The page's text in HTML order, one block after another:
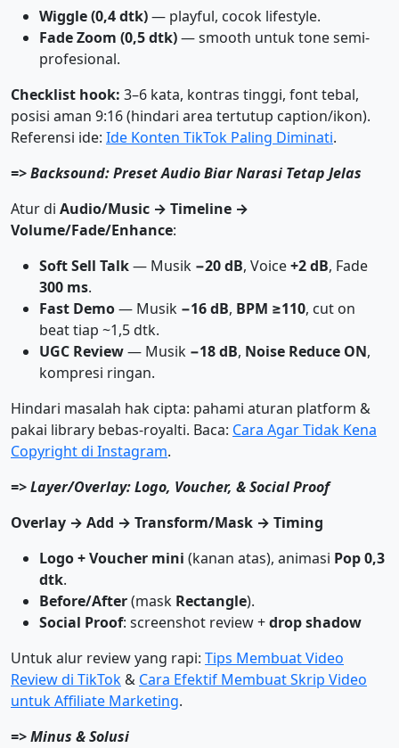
Wiggle (0,4 dtk)— playful, cocok lifestyle.
Fade Zoom (0,5 dtk)— smooth untuk tone semi-
profesional.
Checklist hook: 3–6 kata, kontras tinggi, font tebal,
posisi aman 9:16 (hindari area tertutup caption/ikon).
Referensi ide: Ide Konten TikTok Paling Diminati.
=>Backsound: Preset Audio Biar Narasi Tetap Jelas
Atur di Audio/Music → Timeline →
Volume/Fade/Enhance:
Soft Sell Talk— Musik −20 dB, Voice+2 dB, Fade
300 ms.
Fast Demo— Musik −16 dB, BPM ≥110, cut on
beat tiap ~1,5 dtk.
UGC Review— Musik −18 dB, Noise Reduce ON,
kompresi ringan.
Hindari masalah hak cipta: pahami aturan platform &
pakai library bebas-royalti. Baca: Cara Agar Tidak Kena
Copyright di Instagram.
=> Layer/Overlay: Logo, Voucher, & Social Proof
Overlay → Add → Transform/Mask → Timing
Logo + Voucher mini (kanan atas), animasi Pop 0,3
dtk.
Before/After(mask Rectangle).
Social Proof: screenshot review +drop shadow
Untuk alur review yang rapi: Tips Membuat Video
Review di TikTok& Cara Efektif Membuat Skrip Video
untuk Affiliate Marketing.
=> Minus & Solusi